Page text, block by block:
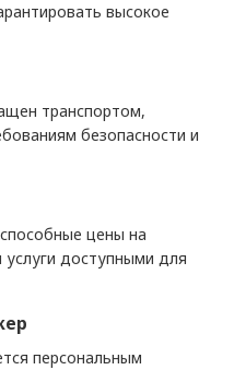
высокое
транспортом,
безопасности и
цены на
услуги доступными для
персональным